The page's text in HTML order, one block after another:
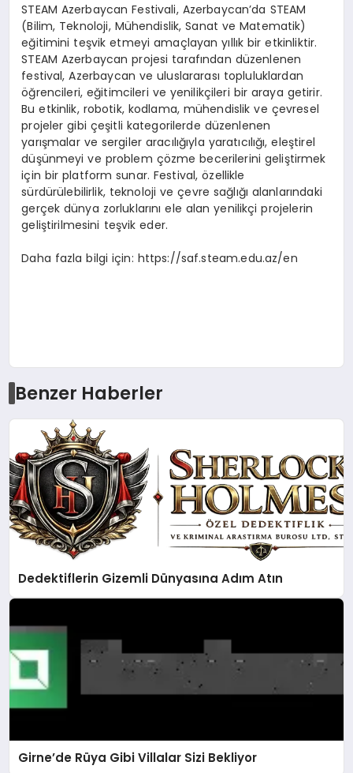
STEAM Azerbaycan Festivali, Azerbaycan’da STEAM
(Bilim, Teknoloji, Mühendislik, Sanat ve Matematik)
eğitimini teşvik etmeyi amaçlayan yıllık bir etkinliktir.
STEAM Azerbaycan projesi tarafından düzenlenen
festival, Azerbaycan ve uluslararası topluluklardan
öğrencileri, eğitimcileri ve yenilikçileri bir araya getirir.
Bu etkinlik, robotik, kodlama, mühendislik ve çevresel
projeler gibi çeşitli kategorilerde düzenlenen
yarışmalar ve sergiler aracılığıyla yaratıcılığı, eleştirel
düşünmeyi ve problem çözme becerilerini geliştirmek
için bir platform sunar. Festival, özellikle
sürdürülebilirlik, teknoloji ve çevre sağlığı alanlarındaki
gerçek dünya zorluklarını ele alan yenilikçi projelerin
geliştirilmesini teşvik eder.
Daha fazla bilgi için: https://saf.steam.edu.az/en
Benzer Haberler
Dedektiflerin Gizemli Dünyasına Adım Atın
Girne’de Rüya Gibi Villalar Sizi Bekliyor